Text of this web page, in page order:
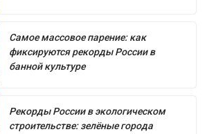
Самое массовое парение: как
фиксируются рекорды России в
банной культуре
Рекорды России в экологическом
строительстве: зелёные города